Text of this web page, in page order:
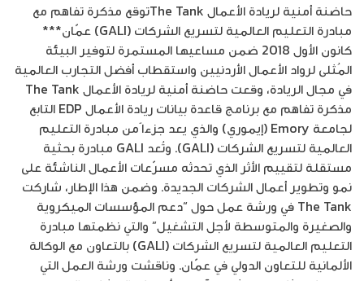
حاضنة أمنية لريادة الأعمال The Tankتوقع مذكرة تفاهم مع
مبادرة التعليم العالمية لتسريع الشركات (GALI) عمّان***
كانون الأول 2018 ضمن مساعيها المستمرة لتوفير البيئة
المُثلى لرواد الأعمال الأردنيين واستقطاب أفضل التجارب العالمية
في مجال الريادة، وقعت حاضنة أمنية لريادة الأعمال The Tank
مذكرة تفاهم مع برنامج قاعدة بيانات ريادة الأعمال EDP التابع
لجامعة Emory (إيموري) والذي يعد جزءا ًمن مبادرة التعليم
العالمية لتسريع الشركات (GALI). وتُعد GALI مبادرة بحثية
مستقلة لتقييم الأثر الذي تحدثه مسرّعات الأعمال الناشئة على
نمو وتطوير أعمال الشركات الجديدة. وضمن هذا الإطار، شاركت
The Tank في ورشة عمل حول “دعم المؤسسات الميكروية
والصغيرة والمتوسطة لأجل التشغيل” والتي نظمتها مبادرة
التعليم العالمية لتسريع الشركات (GALI) بالتعاون مع الوكالة
الألمانية للتعاون الدولي في عمّان. وناقشت ورشة العمل التي